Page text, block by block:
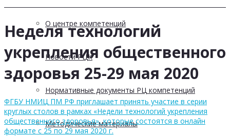
О центре компетенций
Новости РЦК
Нормативные документы РЦ компетенций
Методические материалы
Неделя технологий
укрепления общественного
здоровья 25-29 мая 2020
ФГБУ НМИЦ ПМ РФ приглашает принять участие в серии
круглых столов в рамках «Недели технологий укрепления
общественного здоровья», которые состоятся в онлайн
формате с 25 по 29 мая 2020 г.